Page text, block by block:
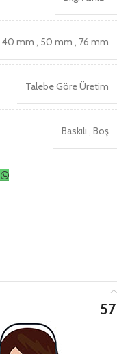
40 mm , 50 mm , 76 mm
Talebe Göre Üretim
Baskılı , Boş
57